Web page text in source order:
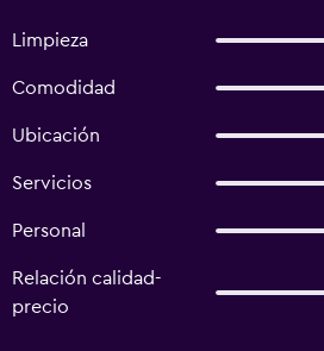
Limpieza
Comodidad
Ubicación
Servicios
Personal
Relación calidad-
precio